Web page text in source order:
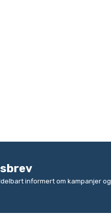
informert om kampanjer og